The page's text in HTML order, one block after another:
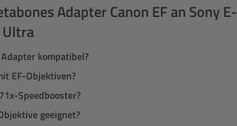
Adapter Canon EF an Sony E-
kompatibel?
EF-Objektiven?
Speedbooster?
geeignet?